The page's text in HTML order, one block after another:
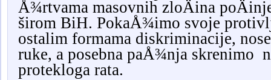
Å¾rtvama masovnih zloÄina
širom BiH. PokaÅ¾imo svoje
ostalim formama diskriminacije,
ruke, a posebna paÅ¾nja skrenimo
protekloga rata.